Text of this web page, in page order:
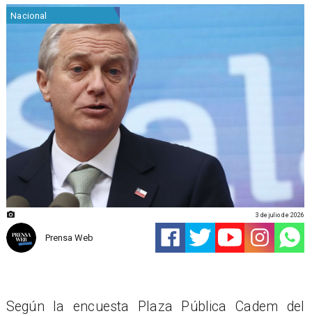
Nacional
Prensa Web
3 de julio de 2026
Según la encuesta Plaza Pública Cadem del